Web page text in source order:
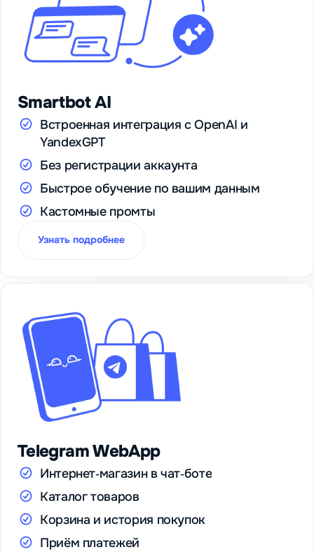
Smartbot AI
Встроенная интеграция с OpenAI и
YandexGPT
Без регистрации аккаунта
Быстрое обучение по вашим данным
Кастомные промты
Узнать подробнее
Telegram WebApp
Интернет‑магазин в чат‑боте
Каталог товаров
Корзина и история покупок
Приём платежей